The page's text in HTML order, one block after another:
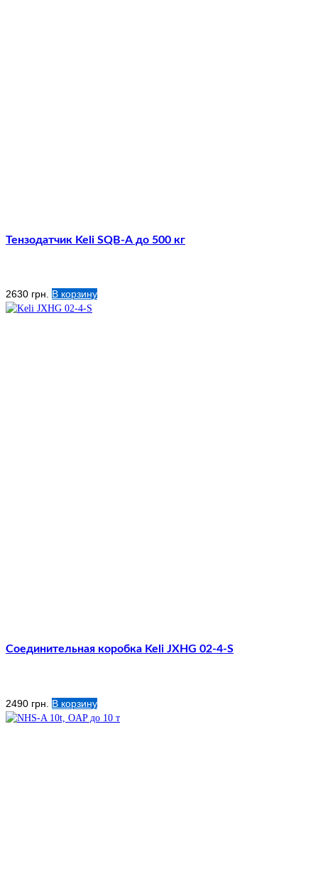
Тензодатчик Keli SQB-А до 500 кг
2630 грн. В корзину
Соединительная коробка Keli JXHG 02-4-S
2490 грн. В корзину